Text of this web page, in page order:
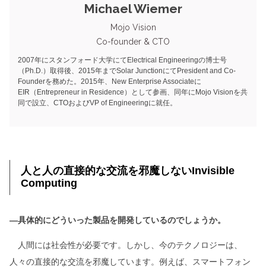
Michael Wiemer
Mojo Vision
Co-founder & CTO
2007年にスタンフォード大学にてElectrical Engineeringの博士号
（Ph.D.）取得後、2015年までSolar JunctionにてPresident and Co-
Founderを務めた。2015年、New Enterprise Associateに
EIR（Entrepreneur in Residence）として参画、同年にMojo Visionを共
同で設立、CTOおよびVP of Engineeringに就任。
人と人の直接的な交流を邪魔しないInvisible
Computing
―具体的にどういった製品を開発しているのでしょうか。
人間には社会性が必要です。しかし、今のテクノロジーは、
人々の直接的な交流を邪魔しています。例えば、スマートフォン